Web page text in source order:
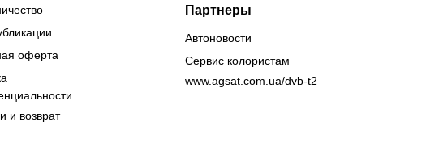
оферта
и возврат
Партнеры
Автоновости
Сервис колористам
www.agsat.com.ua/dvb-t2